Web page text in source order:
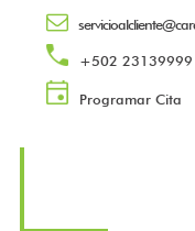
+502 23139999
Programar Cita